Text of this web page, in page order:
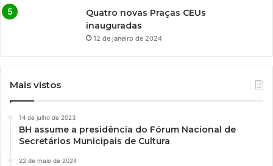
Quatro novas Praças CEUs
inauguradas
12 de janeiro de 2024
Mais vistos
14 de julho de 2023
BH assume a presidência do Fórum Nacional de
Secretários Municipais de Cultura
22 de maio de 2024